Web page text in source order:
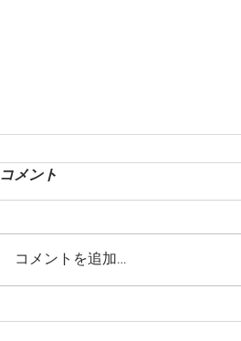
第一回 SPAIN FUSION
コメント
コメントを追加…